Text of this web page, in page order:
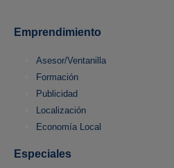
Emprendimiento
Asesor/Ventanilla
Formación
Publicidad
Localización
Economía Local
Especiales